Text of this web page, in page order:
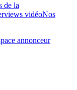
de la
vidéoNos
annonceur